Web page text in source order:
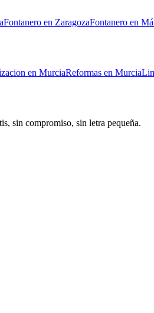
Fontanero en ZaragozaFontanero en
en MurciaReformas en Murcia
sin compromiso, sin letra pequeña.